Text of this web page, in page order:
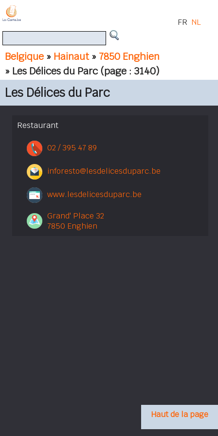
Belgique » Hainaut» 7850 Enghien
» Les Délices du Parc (page : 3140)
FR NL
Les Délices du Parc
Restaurant
02 / 395 47 89
inforesto@lesdelicesduparc.be
www.lesdelicesduparc.be
Grand' Place 32
7850 Enghien
Haut de la page